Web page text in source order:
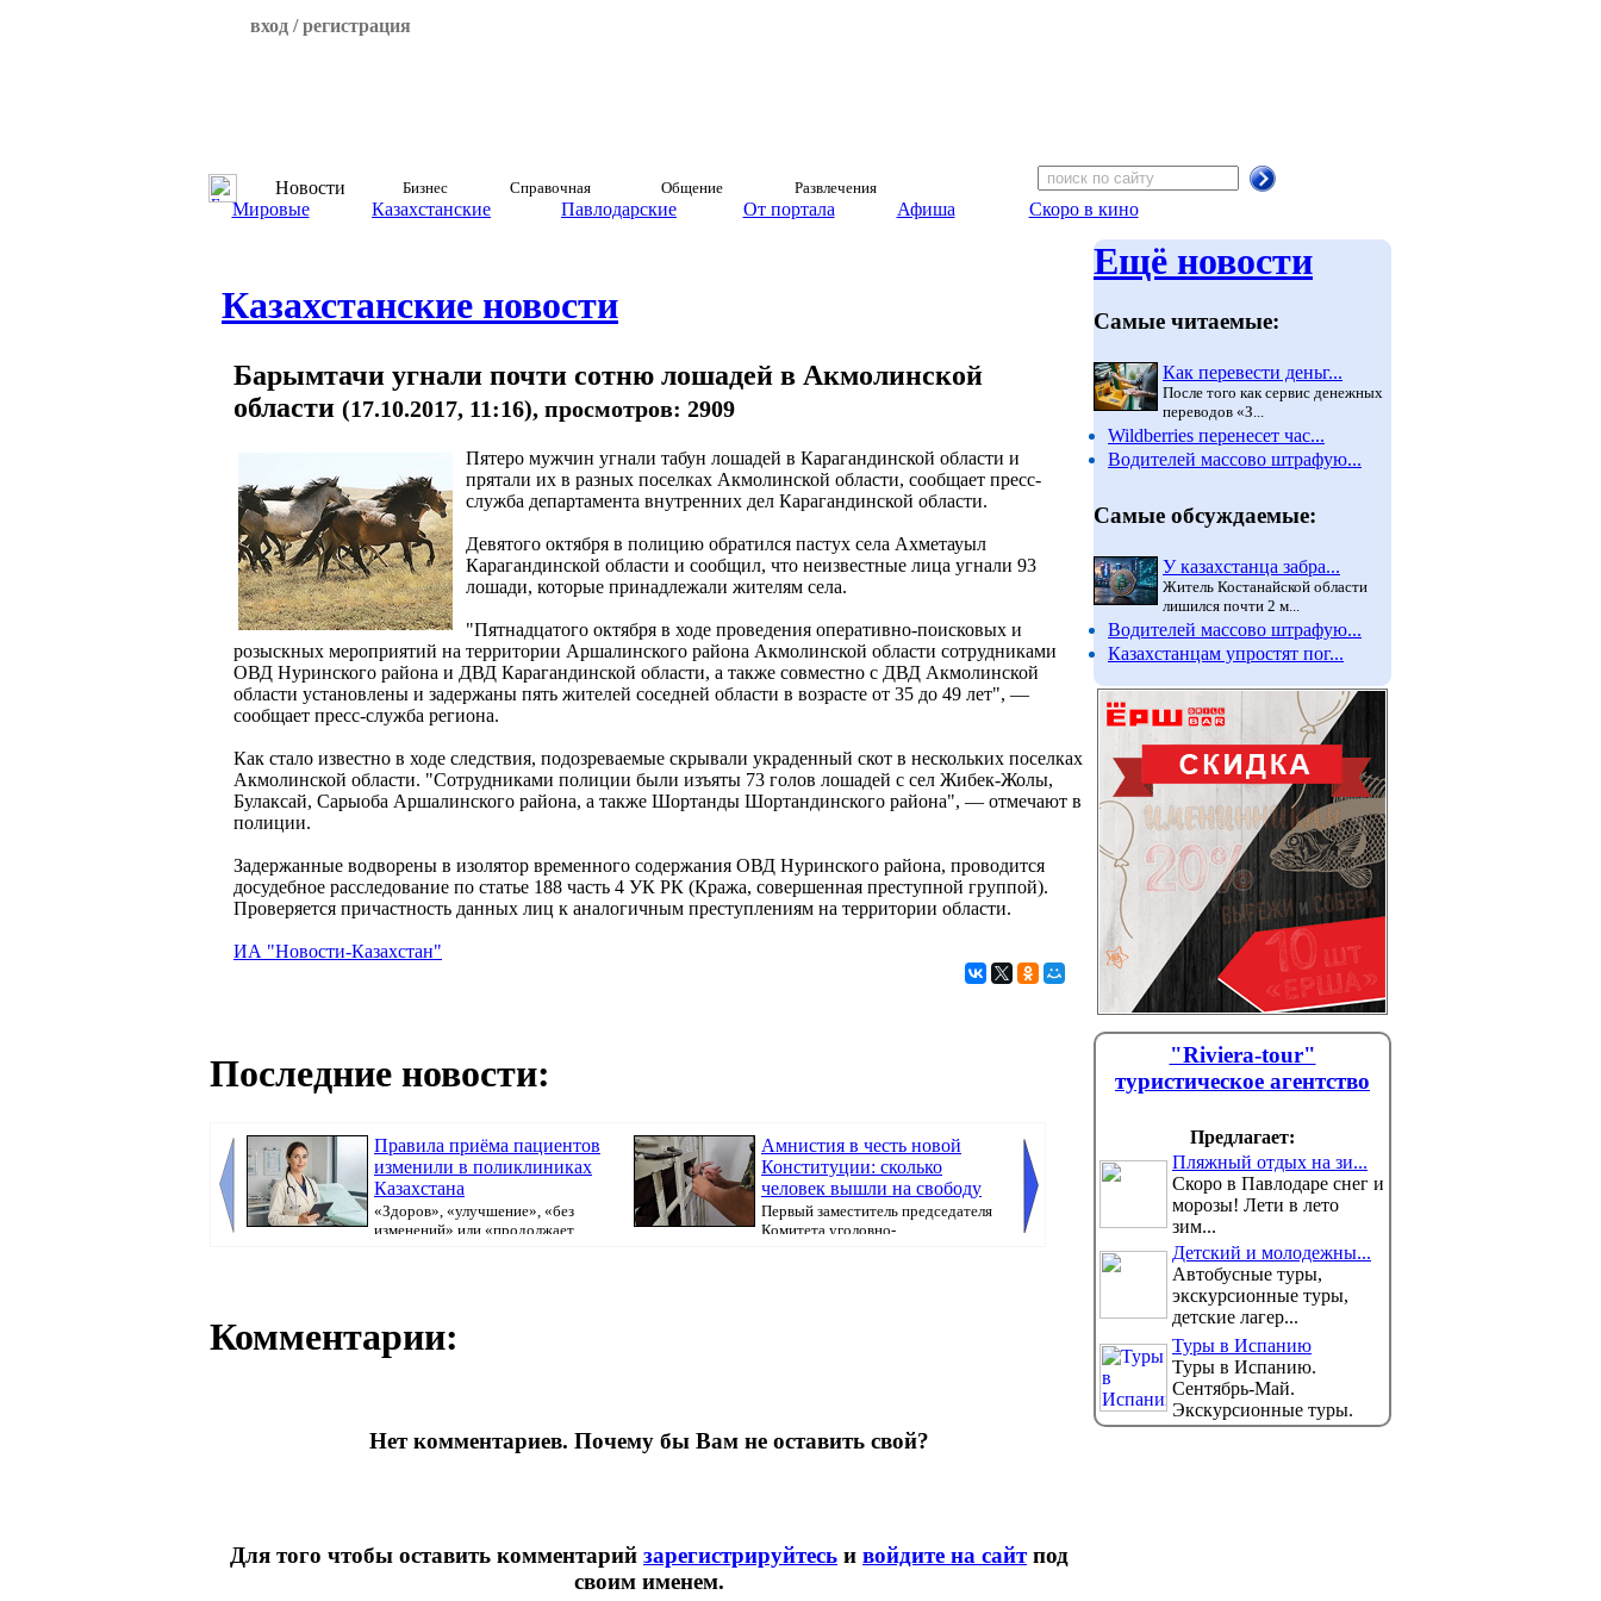
вход / регистрация
Новости Бизнес Справочная Общение Развлечения
Мировые Казахстанские Павлодарские От портала Афиша Скоро в кино
Казахстанские новости
Барымтачи угнали почти сотню лошадей в Акмолинской
области (17.10.2017, 11:16), просмотров: 2909
Пятеро мужчин угнали табун лошадей в Карагандинской области и
прятали их в разных поселках Акмолинской области, сообщает пресс-
служба департамента внутренних дел Карагандинской области.
Девятого октября в полицию обратился пастух села Ахметауыл
Карагандинской области и сообщил, что неизвестные лица угнали 93
лошади, которые принадлежали жителям села.
"Пятнадцатого октября в ходе проведения оперативно-поисковых и
розыскных мероприятий на территории Аршалинского района Акмолинской области сотрудниками
ОВД Нуринского района и ДВД Карагандинской области, а также совместно с ДВД Акмолинской
области установлены и задержаны пять жителей соседней области в возрасте от 35 до 49 лет", —
сообщает пресс-служба региона.
Как стало известно в ходе следствия, подозреваемые скрывали украденный скот в нескольких поселках
Акмолинской области. "Сотрудниками полиции были изъяты 73 голов лошадей с сел Жибек-Жолы,
Булаксай, Сарыоба Аршалинского района, а также Шортанды Шортандинского района", — отмечают в
полиции.
Задержанные водворены в изолятор временного содержания ОВД Нуринского района, проводится
досудебное расследование по статье 188 часть 4 УК РК (Кража, совершенная преступной группой).
Проверяется причастность данных лиц к аналогичным преступлениям на территории области.
ИА "Новости-Казахстан"
Последние новости:
Правила приёма пациентов
изменили в поликлиниках
Казахстана
«Здоров», «улучшение», «без
изменений» или «продолжает
Амнистия в честь новой
Конституции: сколько
человек вышли на свободу
Первый заместитель председателя
Комитета уголовно-
Что происходит с курсом
тенге, объяснили в Нацбанке
Национальный банк Казахстана
прокомментировал ситуацию на
валютном рынке и ...
Комментарии:
Нет комментариев. Почему бы Вам не оставить свой?
Для того чтобы оставить комментарий зарегистрируйтесь и войдите на сайтпод
своим именем.
Ещё новости
Самые читаемые:
Как перевести деньг...
После того как сервис денежных
переводов «З...
Wildberries перенесет час...
Водителей массово штрафую...
Самые обсуждаемые:
У казахстанца забра...
Житель Костанайской области
лишился почти 2 м...
Водителей массово штрафую...
Казахстанцам упростят пог...
"Riviera-tour"
туристическое агентство
Предлагает:
Пляжный отдых на зи...
Скоро в Павлодаре снег и
морозы! Лети в лето
зим...
Детский и молодежны...
Автобусные туры,
экскурсионные туры,
детские лагер...
Туры в Испанию
Туры в Испанию.
Сентябрь-Май.
Экскурсионные туры.